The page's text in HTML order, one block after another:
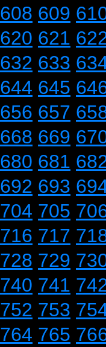
608 609
620 621
632 633
644 645
656 657
668 669
680 681
692 693
704 705
716 717
728 729
740 741
752 753
764 765